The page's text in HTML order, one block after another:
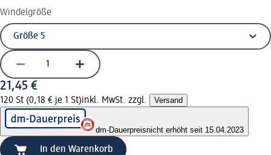
Windelgröße
21,45 €
120 St (0,18 € je 1 St)inkl. MwSt. zzgl. Versand
dm-Dauerpreisnicht erhöht seit 15.04.2023
In den Warenkorb